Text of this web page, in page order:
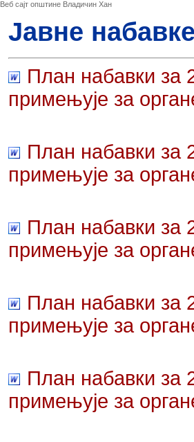
Веб сајт општине Владичин Хан
Јавне набавке
План набавки за
примењује за
План набавки за
примењује за
План набавки за
примењује за
План набавки за
примењује за
План набавки за
примењује за